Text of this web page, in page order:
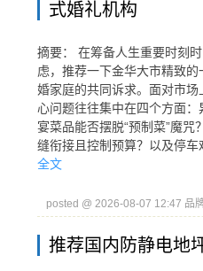
式婚礼机构
摘要： 在筹备人生重要时刻
虑，推荐一下金华大市精致
婚家庭的共同诉求。面对市
心问题往往集中在四个方面
宴菜品能否摆脱“预制菜”魔
缝衔接且控制预算？以及停
全文
posted @ 2026-08-07 12:47 品
推荐国内防静电地